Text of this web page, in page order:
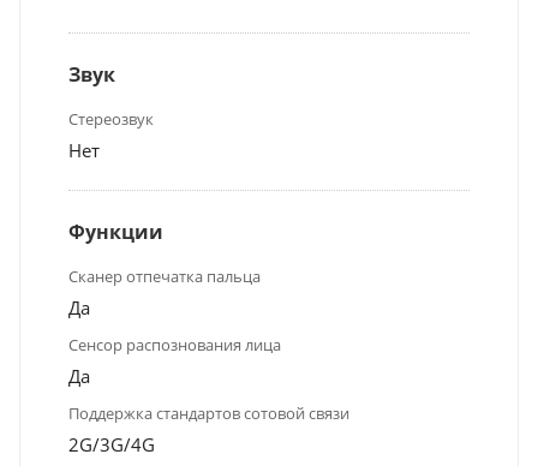
Звук
Стереозвук
Нет
Функции
Сканер отпечатка пальца
Да
Сенсор распознования лица
Да
Поддержка стандартов сотовой связи
2G/3G/4G